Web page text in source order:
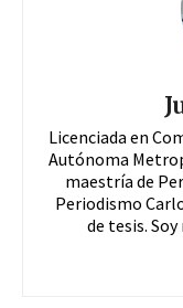
Licenciada en
Autónoma
maestría de
Periodismo
de tesis.